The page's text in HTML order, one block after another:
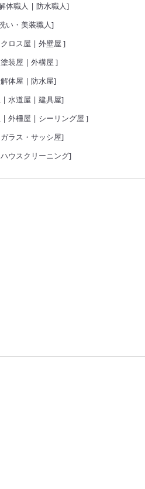
体職人 | 防水職人]
い・美装職人]
クロス屋 | 外壁屋 ]
塗装屋 | 外構屋 ]
解体屋 | 防水屋]
| 水道屋 | 建具屋]
| 外柵屋 | シーリング屋 ]
ガラス・サッシ屋]
ウスクリーニング]